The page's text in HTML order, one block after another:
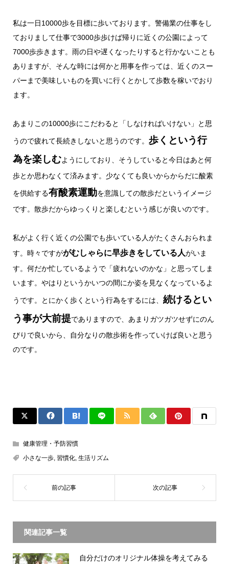
私は一日10000歩を目標に歩いております。警備業の仕事をし
ておりまして仕事で3000歩歩けば帰りに近くの公園によって
7000歩歩きます。雨の日や遅くなったりすると行かないことも
ありますが、そんな時には何かと用事を作っては、近くのスー
パーまで美味しいものを買いに行くとかして歩数を稼いでおり
ます。
あまりこの10000歩にこだわると「しなければいけない」と思
うので疲れて長続きしないと思うのです。 歩くという行
為を楽しむようにしており、そうしていると今日はあと何
歩とか思わなくて済みます。少なくても良いからからだに酸素
を供給する有酸素運動を意識しての散歩だというイメージ
です。散歩だからゆっくりと楽しむという感じが良いのです。
私がよく行く近くの公園でも歩いている人がたくさんおられま
す。時々ですががむしゃらに早歩きをしている人がいま
す。何だか忙しているようで「疲れないのかな」と思ってしま
います。やはりというかいつの間にか姿を見なくなっているよ
うです。とにかく歩くという行為をするには、 続けるとい
う事が大前提でありますので、あまりガツガツせずにのん
びりで良いから、自分なりの散歩術を作っていけば良いと思う
のです。
健康管理・予防習慣
小さな一歩, 習慣化, 生活リズム
関連記事一覧
自分だけのオリジナル体操を考えてみる